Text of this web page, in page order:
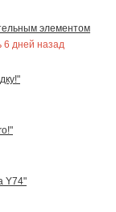
элементом
6 дней назад
Y74"